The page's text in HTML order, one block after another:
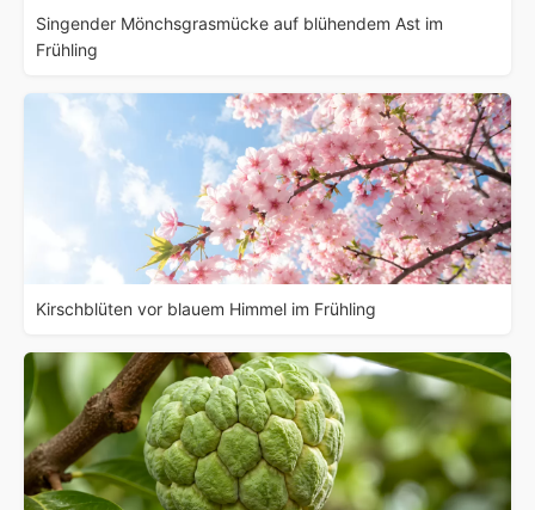
Singender Mönchsgrasmücke auf blühendem Ast im
Frühling
Kirschblüten vor blauem Himmel im Frühling